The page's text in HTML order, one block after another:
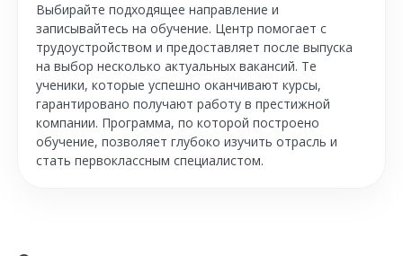
Выбирайте подходящее направление и
записывайтесь на обучение. Центр помогает с
трудоустройством и предоставляет после выпуска
на выбор несколько актуальных вакансий. Те
ученики, которые успешно оканчивают курсы,
гарантировано получают работу в престижной
компании. Программа, по которой построено
обучение, позволяет глубоко изучить отрасль и
стать первоклассным специалистом.